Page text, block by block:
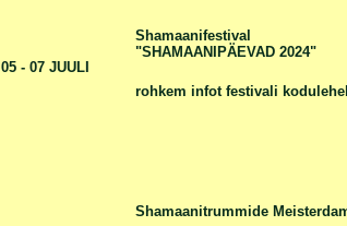
05 - 07 JUULI
Shamaanifestival
"SHAMAANIPÄEVAD 2024"
rohkem infot festivali
Shamaanitrummide